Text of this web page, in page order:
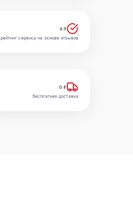
4.9
рейтинг сервиса на основе отзывов
0 ₽
бесплатная доставка